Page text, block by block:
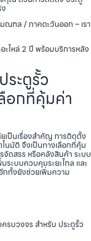
ฑล / ภาคตะวันออก – เรา
ะไหล่ 2 ปี พร้อมบริการหลัง
ระตูรั้ว
อกที่คุ้มค่า
เป็นเรื่องสำคัญ การติดตั้ง
นมัติ จึงเป็นทางเลือกที่คุ้ม
จัดสรร หรือคลังสินค้า ระบบ
ะบบควบคุมระยะไกล และ
ทั้งยังช่วยเพิ่มความ
รบวงจร สำหรับ ประตูรั้ว